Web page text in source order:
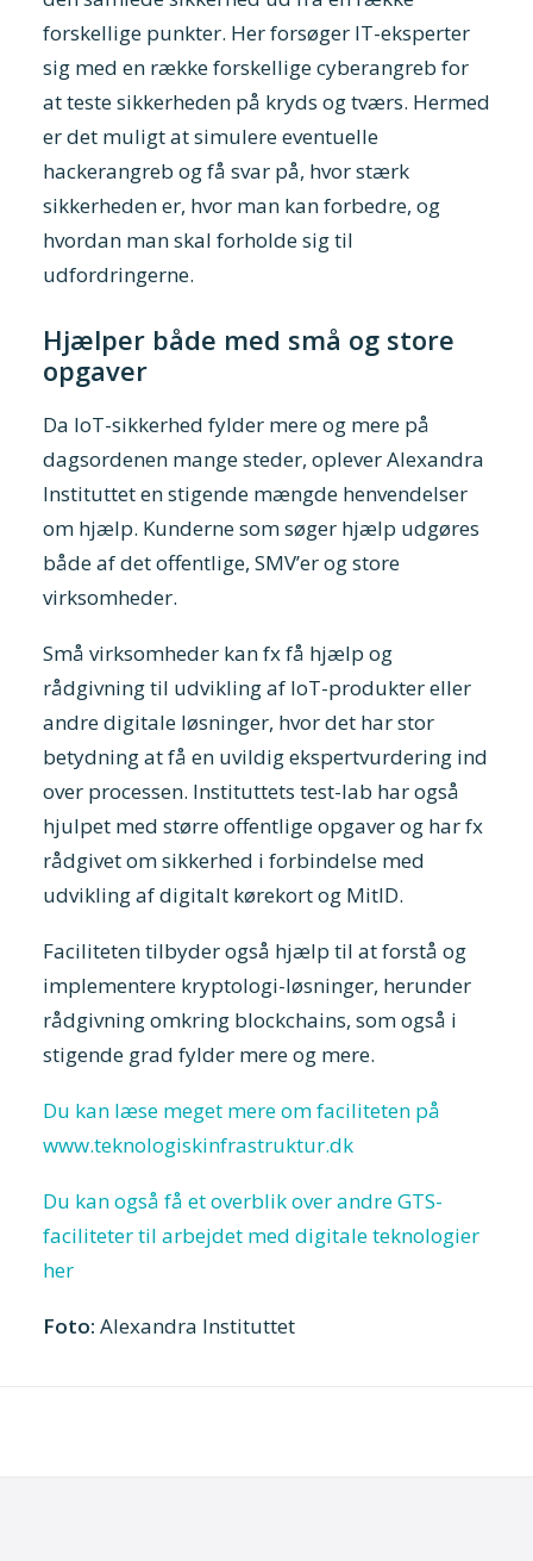
forskellige punkter. Her forsøger IT-eksperter
sig med en række forskellige cyberangreb for
at teste sikkerheden på kryds og tværs. Hermed
er det muligt at simulere eventuelle
hackerangreb og få svar på, hvor stærk
sikkerheden er, hvor man kan forbedre, og
hvordan man skal forholde sig til
udfordringerne.
Hjælper både med små og store
opgaver
Da IoT-sikkerhed fylder mere og mere på
dagsordenen mange steder, oplever Alexandra
Instituttet en stigende mængde henvendelser
om hjælp. Kunderne som søger hjælp udgøres
både af det offentlige, SMV’er og store
virksomheder.
Små virksomheder kan fx få hjælp og
rådgivning til udvikling af IoT-produkter eller
andre digitale løsninger, hvor det har stor
betydning at få en uvildig ekspertvurdering ind
over processen. Instituttets test-lab har også
hjulpet med større offentlige opgaver og har fx
rådgivet om sikkerhed i forbindelse med
udvikling af digitalt kørekort og MitID.
Faciliteten tilbyder også hjælp til at forstå og
implementere kryptologi-løsninger, herunder
rådgivning omkring blockchains, som også i
stigende grad fylder mere og mere.
Du kan læse meget mere om faciliteten på
www.teknologiskinfrastruktur.dk
Du kan også få et overblik over andre GTS-
faciliteter til arbejdet med digitale teknologier
her
Foto: Alexandra Instituttet